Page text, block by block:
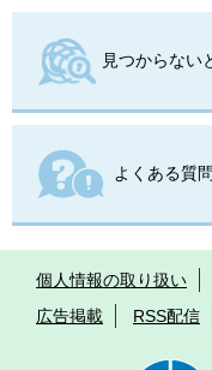
見つからない
よくある質問
個人情報の取り扱い
広告掲載
RSS配信